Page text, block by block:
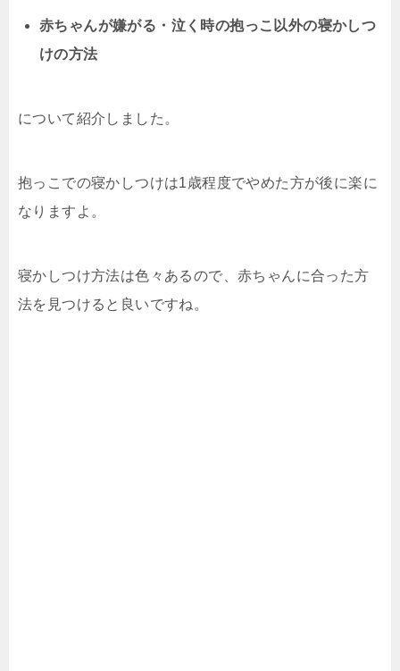
赤ちゃんが嫌がる・泣く時の抱っこ以外の寝かしつ
けの方法
について紹介しました。
抱っこでの寝かしつけは1歳程度でやめた方が後に楽に
なりますよ。
寝かしつけ方法は色々あるので、赤ちゃんに合った方
法を見つけると良いですね。